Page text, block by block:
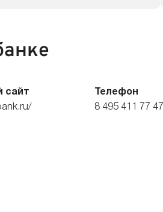
сайт
Телефон
8 495 411 77 47